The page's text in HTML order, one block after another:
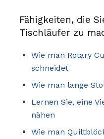
Fähigkeiten, die
Tischläufer zu
Wie man Rotary
schneidet
Wie man lange
Lernen Sie, eine
nähen
Wie man